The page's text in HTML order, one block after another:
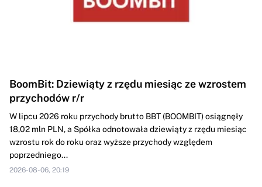
BoomBit: Dziewiąty z rzędu miesiąc ze wzrostem
przychodów r/r
W lipcu 2026 roku przychody brutto BBT (BOOMBIT) osiągnęły
18,02 mln PLN, a Spółka odnotowała dziewiąty z rzędu miesiąc
wzrostu rok do roku oraz wyższe przychody względem
poprzedniego...
2026-08-06, 20:19